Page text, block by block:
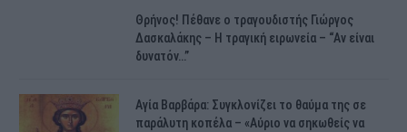
Θρήνος! Πέθανε ο τραγουδιστής Γιώργος
Δασκαλάκης – Η τραγική ειρωνεία – “Αν είναι
δυνατόν…”
Αγία Βαρβάρα: Συγκλονίζει το θαύμα της σε
παράλυτη κοπέλα – «Αύριο να σηκωθείς να